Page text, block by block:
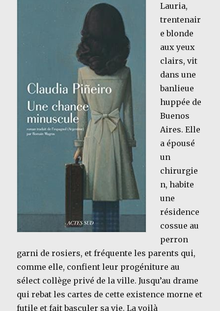
Lauria,
trentenair
e blonde
aux yeux
clairs, vit
dans une
banlieue
huppée de
Buenos
Aires. Elle
a épousé
un
chirurgie
n, habite
une
résidence
cossue au
perron
garni de rosiers, et fréquente les parents qui,
comme elle, confient leur progéniture au
sélect collège privé de la ville. Jusqu’au drame
qui rebat les cartes de cette existence morne et
futile et fait basculer sa vie. La voilà